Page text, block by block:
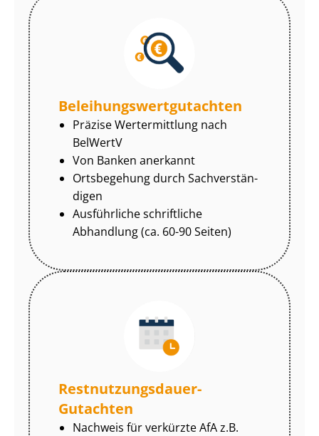
Be­lei­hungs­wert­gut­ach­ten
Präzise Wertermittlung nach
BelWertV
Von Banken anerkannt
Ortsbegehung durch Sach­ver­stän­
di­gen
Ausführliche schriftliche
Abhandlung (ca. 60-90 Seiten)
Rest­nut­zungs­dau­er-
Gutachten
Nachweis für verkürzte AfA z.B.